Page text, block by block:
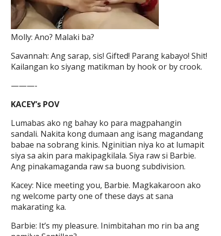
Molly: Ano? Malaki ba?
Savannah: Ang sarap, sis! Gifted! Parang kabayo! Shit!
Kailangan ko siyang matikman by hook or by crook.
———-
KACEY’s POV
Lumabas ako ng bahay ko para magpahangin
sandali. Nakita kong dumaan ang isang magandang
babae na sobrang kinis. Nginitian niya ko at lumapit
siya sa akin para makipagkilala. Siya raw si Barbie.
Ang pinakamaganda raw sa buong subdivision.
Kacey: Nice meeting you, Barbie. Magkakaroon ako
ng welcome party one of these days at sana
makarating ka.
Barbie: It’s my pleasure. Inimbitahan mo rin ba ang